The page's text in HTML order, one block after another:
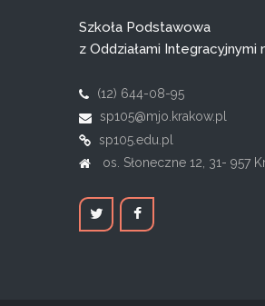
Szkoła Podstawowa
z Oddziałami Integracyjnymi
(12) 644-08-95
sp105@mjo.krakow.pl
sp105.edu.pl
os. Słoneczne 12, 31- 957